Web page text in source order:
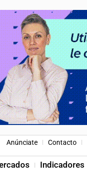
Anúnciate Contacto
Indicadores